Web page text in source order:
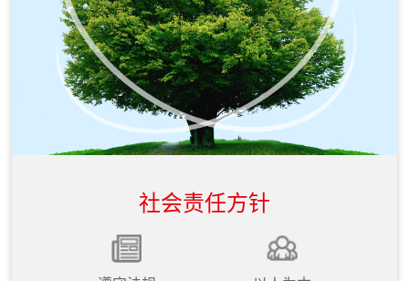
荣获2024全国企业新质生产力赋能
典型案例
获评DCMM稳健级（3级）认证
入选2024数字中国TOP100（人工
8月
入选2024边缘云计算TOP50
入选《数据资产生态运营图谱》“技
术型数商”、“数据产品开发”、“应用
入选2024爱分析·大模型+知识库市
场全景报告
社会责任方针